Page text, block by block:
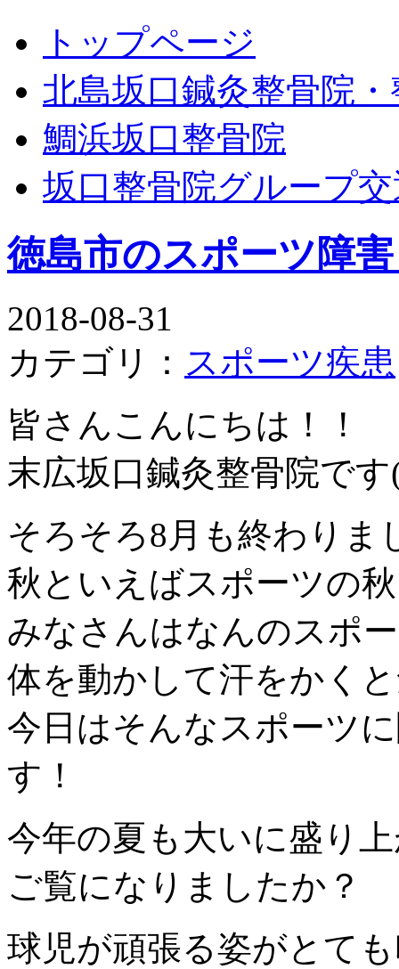
トップページ
北島坂口鍼灸整骨院
鯛浜坂口整骨院
坂口整骨院グループ
徳島市のスポーツ障
2018-08-31
カテゴリ： スポーツ疾患
皆さんこんにちは！！
末広坂口鍼灸整骨院で
そろそろ8月も終わりま
秋といえばスポーツの
みなさんはなんのスポ
体を動かして汗をかく
今日はそんなスポーツ
す！
今年の夏も大いに盛り
ご覧になりましたか？
球児が頑張る姿がとて